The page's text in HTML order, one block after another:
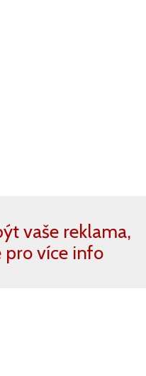
vaše reklama,
pro více info